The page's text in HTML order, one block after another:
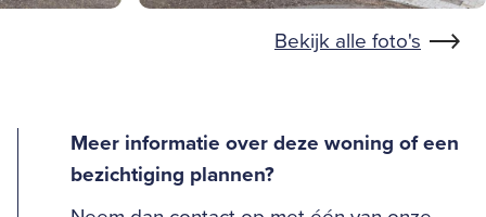
Bekijk alle foto's
Meer informatie over deze woning of een
bezichtiging plannen?